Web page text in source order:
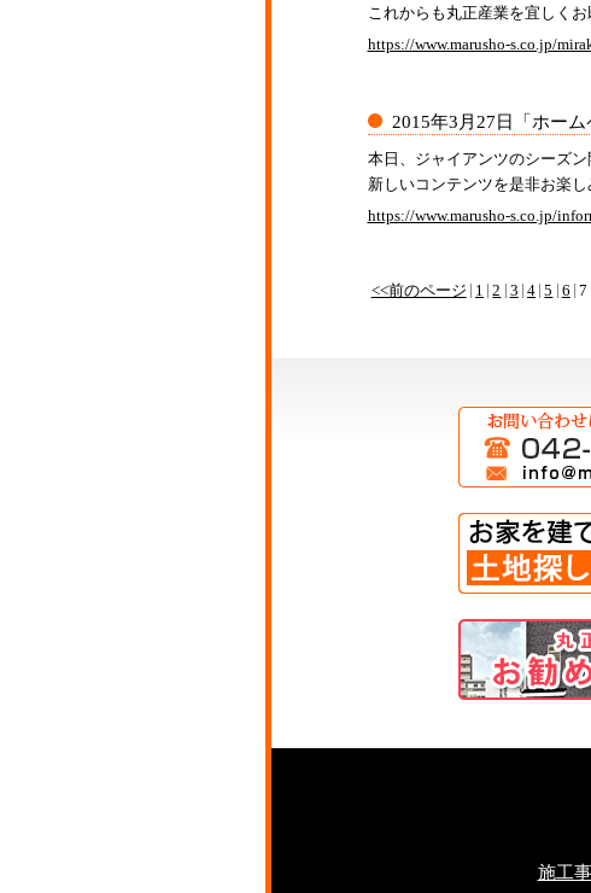
これからも丸正産業を宜しく
https://www.marusho-s.co.jp/
2015年3月27日 「ホー
本日、ジャイアンツのシーズ
新しいコンテンツを是非お楽
https://www.marusho-s.co.jp/
<<前のページ 1 2 3 4 5 6 7
施工